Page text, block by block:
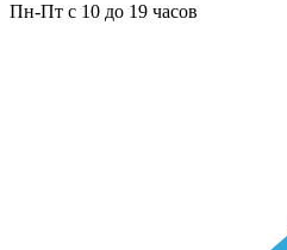
Пн-Пт с 10 до 19 часов